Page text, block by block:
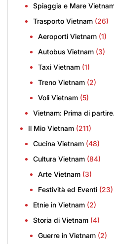
Spiaggia e Mare
Trasporto Vietnam (26)
Aeroporti Vietnam (1)
Autobus Vietnam (3)
Taxi Vietnam (1)
Treno Vietnam (2)
Voli Vietnam (5)
Vietnam: Prima di
Il Mio Vietnam (211)
Cucina Vietnam (48)
Cultura Vietnam (84)
Arte Vietnam (3)
Festività ed Eventi (23)
Etnie in Vietnam (2)
Storia di Vietnam (4)
Guerre in Vietnam (2)